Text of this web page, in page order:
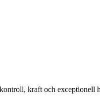
kraft och exceptionell